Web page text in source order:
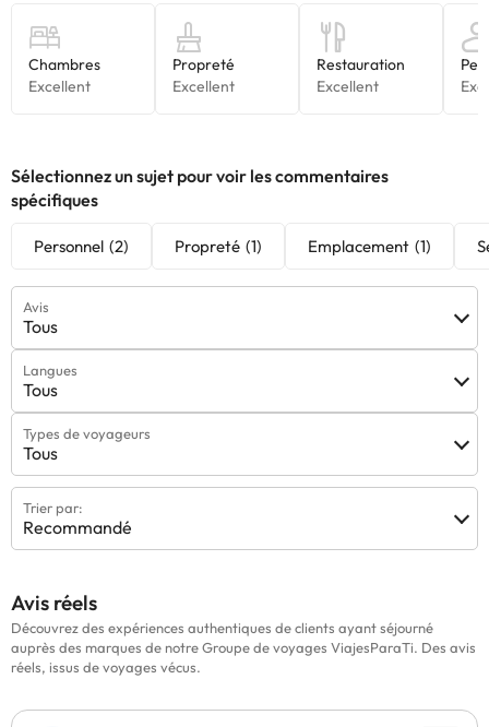
Sélectionnez un sujet pour voir les commentaires
spécifiques
Personnel (2) Propreté (1) Emplacement (1)
Avis
Tous
Langues
Tous
Types de voyageurs
Tous
Trier par:
Recommandé
Avis réels
Découvrez des expériences authentiques de clients ayant séjourné
auprès des marques de notre Groupe de voyages ViajesParaTi. Des avis
réels, issus de voyages vécus.